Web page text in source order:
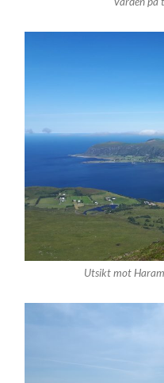
Utsikt mot